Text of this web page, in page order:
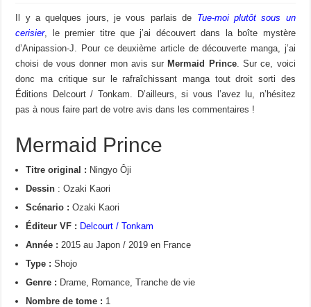
Il y a quelques jours, je vous parlais de Tue-moi plutôt sous un
cerisier, le premier titre que j’ai découvert dans la boîte mystère
d’Anipassion-J. Pour ce deuxième article de découverte manga, j’ai
choisi de vous donner mon avis sur Mermaid Prince. Sur ce, voici
donc ma critique sur le rafraîchissant manga tout droit sorti des
Éditions Delcourt / Tonkam. D’ailleurs, si vous l’avez lu, n’hésitez
pas à nous faire part de votre avis dans les commentaires !
Mermaid Prince
Titre original : Ningyo Ôji
Dessin : Ozaki Kaori
Scénario : Ozaki Kaori
Éditeur VF : Delcourt / Tonkam
Année : 2015 au Japon / 2019 en France
Type : Shojo
Genre : Drame, Romance, Tranche de vie
Nombre de tome : 1